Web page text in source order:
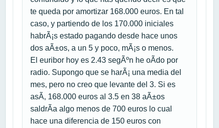
te queda por amortizar 168.000 euros. En tal
caso, y partiendo de los 170.000 iniciales
habrÃ¡s estado pagando desde hace unos
dos aÃ±os, a un 5 y poco, mÃ¡s o menos.
El euribor hoy es 2.43 segÃºn he oÃ­do por
radio. Supongo que se harÃ¡ una media del
mes, pero no creo que levante del 3. Si es
asÃ­, 168.000 euros al 3.5 en 38 aÃ±os
saldrÃ­a algo menos de 700 euros lo cual
hace una diferencia de 150 euros con